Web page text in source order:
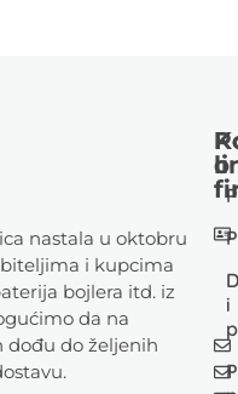
nastala u oktobru
i kupcima
bojlera itd. iz
da na
dođu do željenih
i
o